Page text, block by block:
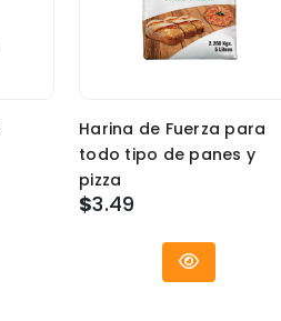
Harina de Fuerza para
todo tipo de panes y
pizza
$3.49